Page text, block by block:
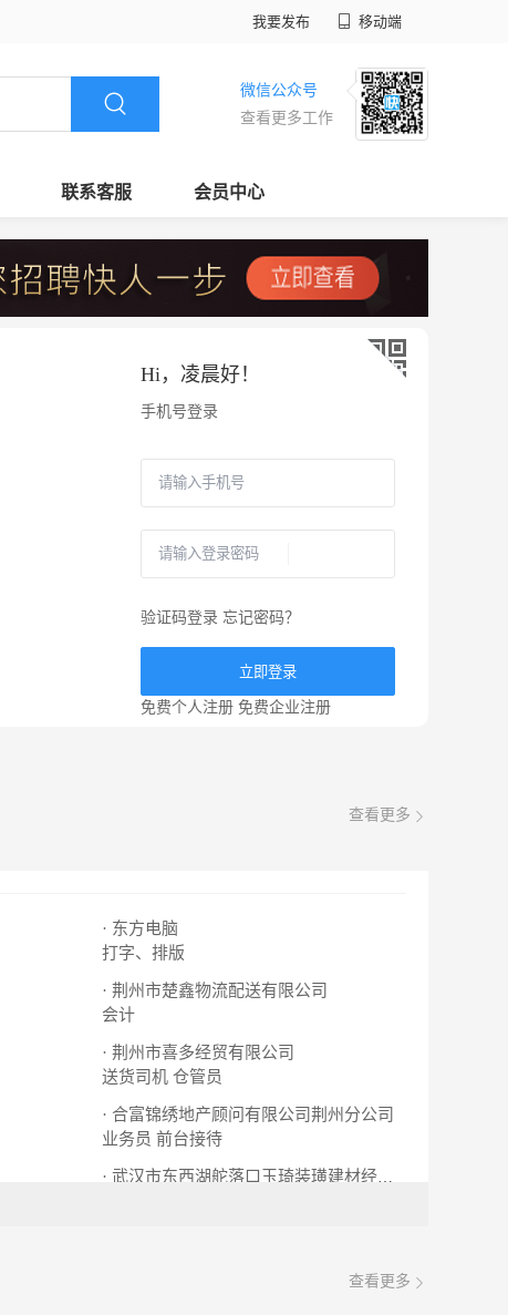
我要发布 移动端
微信公众号
查看更多工作
联系客服 会员中心
Hi， 凌晨好！
手机号登录
验证码登录 忘记密码？
立即登录
免费个人注册 免费企业注册
查看更多
· 东方电脑
打字、排版
· 荆州市楚鑫物流配送有限公司
会计
· 荆州市喜多经贸有限公司
送货司机 仓管员
· 合富锦绣地产顾问有限公司荆州分公司
业务员 前台接待
· 武汉市东西湖舵落口玉琦装璜建材经营部
查看更多